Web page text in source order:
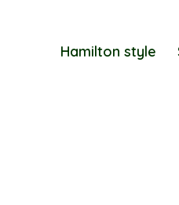
Hamilton style